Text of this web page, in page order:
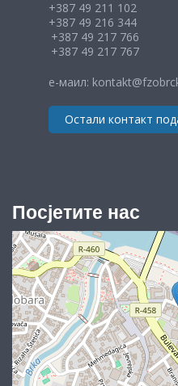
+387 49 211 102
+387 49 216 344
+387 49 217 766
+387 49 217 767
е-маил:
Остали контакт
Посјетите нас